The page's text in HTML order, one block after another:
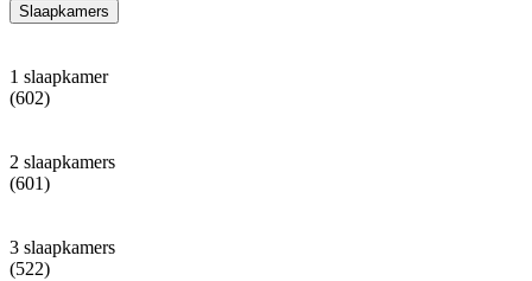
Slaapkamers
1 slaapkamer
(602)
2 slaapkamers
(601)
3 slaapkamers
(522)